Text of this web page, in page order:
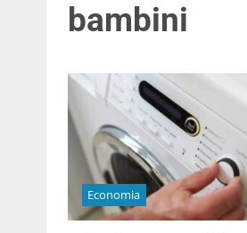
bambini
Economia